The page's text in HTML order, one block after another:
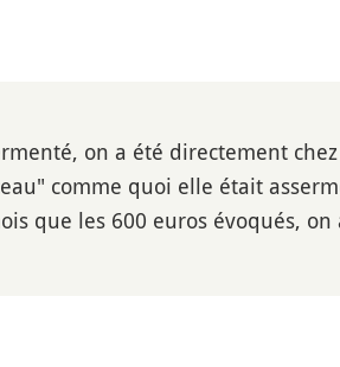
on a été directement
comme quoi elle était
que les 600 euros évoqués,